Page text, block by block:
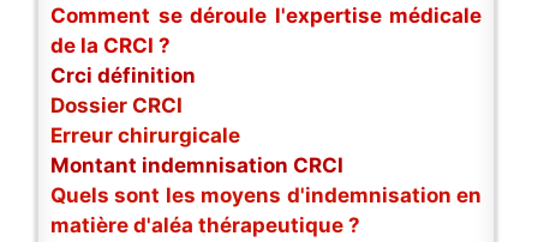
Comment se déroule l'expertise médicale
de la CRCI ?
Crci définition
Dossier CRCI
Erreur chirurgicale
Montant indemnisation CRCI
Quels sont les moyens d'indemnisation en
matière d'aléa thérapeutique ?